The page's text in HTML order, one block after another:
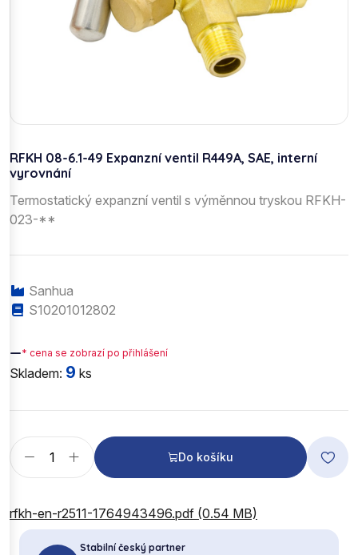
RFKH 08-6.1-49 Expanzní ventil R449A, SAE, interní
vyrovnání
Termostatický expanzní ventil s výměnnou tryskou RFKH-
023-**
Sanhua
S10201012802
—* cena se zobrazí po přihlášení
Skladem: 9 ks
Do košíku
rfkh-en-r2511-1764943496.pdf (0.54 MB)
Stabilní český partner